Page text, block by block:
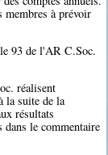
à prévoir
93 de l'AR C.Soc.
réalisent
la suite de la
résultats
dans le commentaire